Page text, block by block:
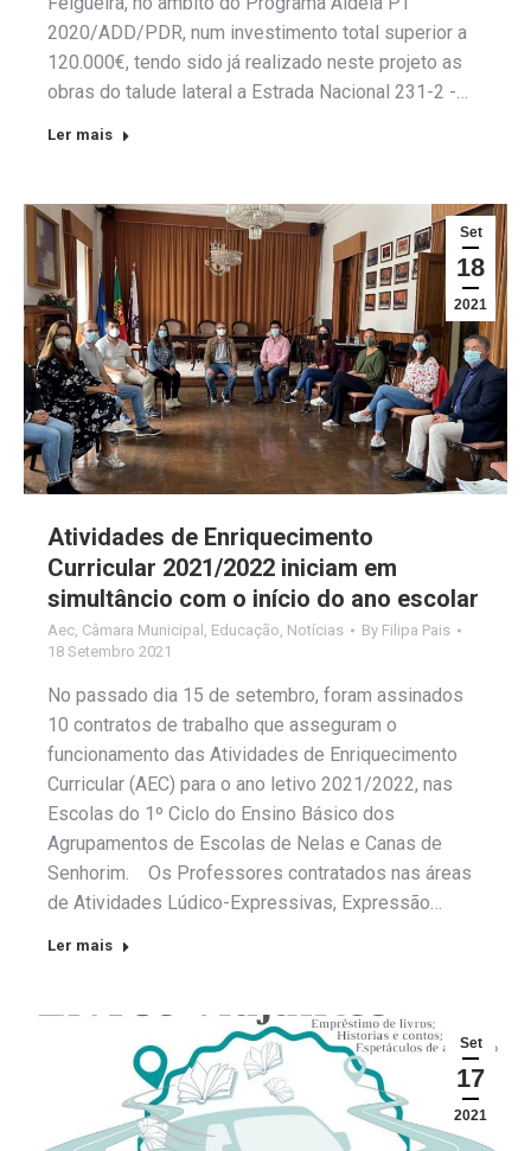
2020/ADD/PDR, num investimento total superior a
120.000€, tendo sido já realizado neste projeto as
obras do talude lateral a Estrada Nacional 231-2 -…
Ler mais
Set
18
2021
Atividades de Enriquecimento
Curricular 2021/2022 iniciam em
simultâncio com o início do ano escolar
Aec Câmara Municipal Educação Notícias By Filipa Pais
18 Setembro 2021
No passado dia 15 de setembro, foram assinados
10 contratos de trabalho que asseguram o
funcionamento das Atividades de Enriquecimento
Curricular (AEC) para o ano letivo 2021/2022, nas
Escolas do 1º Ciclo do Ensino Básico dos
Agrupamentos de Escolas de Nelas e Canas de
Senhorim. Os Professores contratados nas áreas
de Atividades Lúdico-Expressivas, Expressão…
Ler mais
Set
17
2021